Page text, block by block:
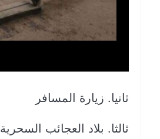
ثانيا. زيارة المسافر
ثالثا. بلاد العجائب السحرية